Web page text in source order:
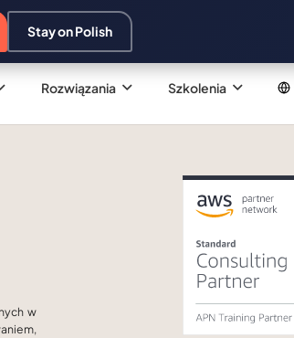
Rozwiązania Szkolenia
w
Stay on Polish